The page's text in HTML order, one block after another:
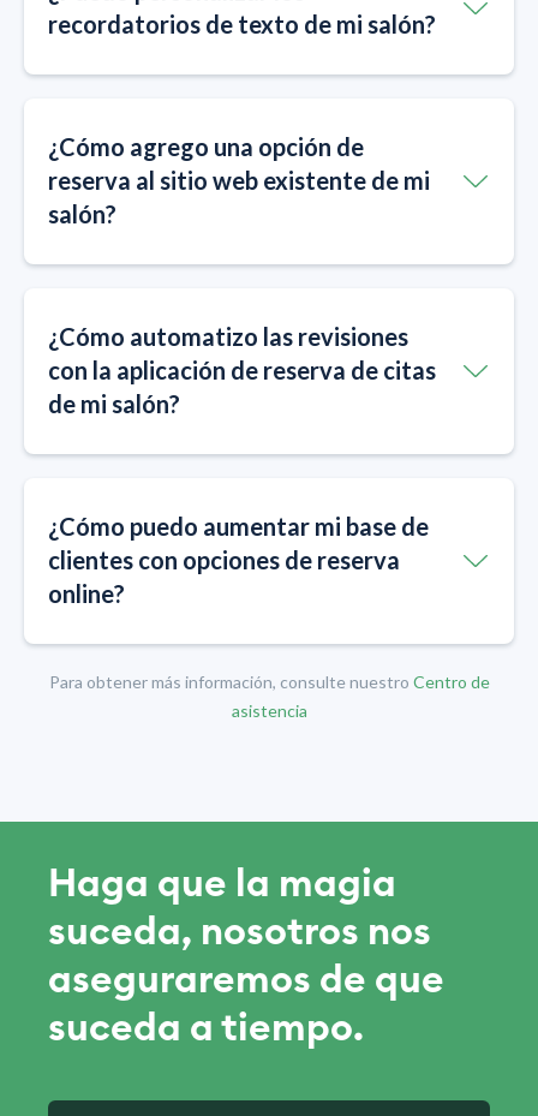
recordatorios de texto de mi salón?
¿Cómo agrego una opción de
reserva al sitio web existente de mi
salón?
¿Cómo automatizo las revisiones
con la aplicación de reserva de citas
de mi salón?
¿Cómo puedo aumentar mi base de
clientes con opciones de reserva
online?
Para obtener más información, consulte nuestro Centro de
asistencia
Haga que la magia
suceda, nosotros nos
aseguraremos de que
suceda a tiempo.